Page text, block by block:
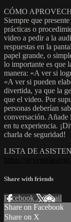
CÓMO
Siempre que
prácticas o
video a pedir a la
respuestas en la
papel grande, o
lo importante es que
manera: «A ver si
«A ver si pueden
divertida, ya que la
que el video. Por
personas deberían
conversación. Añade
en tu experiencia.
charla de seguridad!
LISTA DE
Share with friends
Facebook XEmail
Share on Facebook
Share on X